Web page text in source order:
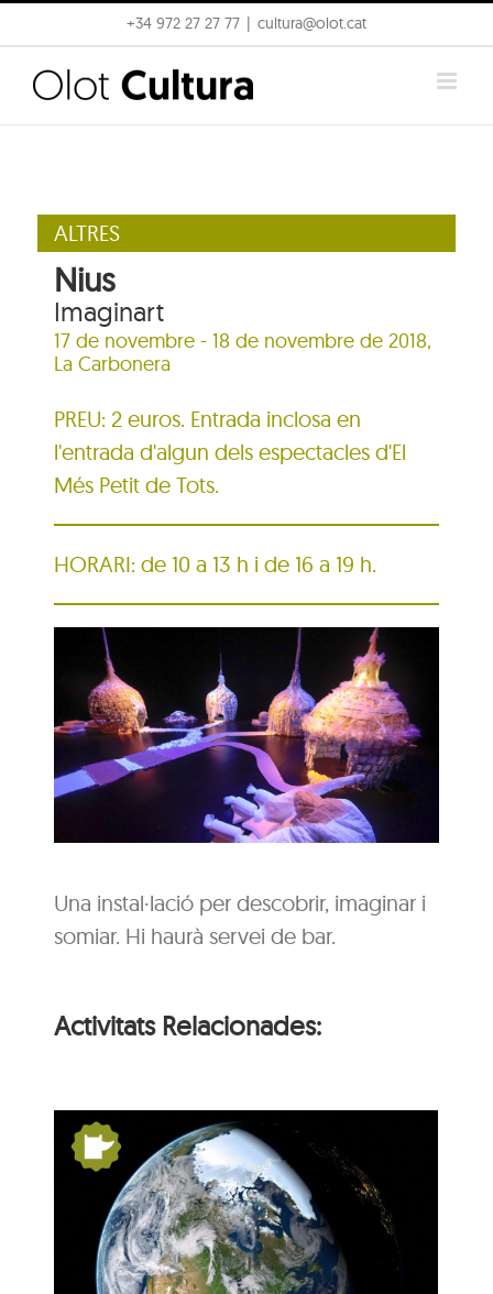
to
content
+34 972 27 27 77 cultura@olot.cat
ALTRES
Nius
Imaginart
17 de novembre - 18 de novembre de 2018,
La Carbonera
PREU: 2 euros. Entrada inclosa en
l'entrada d'algun dels espectacles d'El
Més Petit de Tots.
HORARI: de 10 a 13 h i de 16 a 19 h.
Una instal·lació per descobrir, imaginar i
somiar. Hi haurà servei de bar.
Activitats Relacionades:
De Pangea a nosaltres:
la Terra es mou